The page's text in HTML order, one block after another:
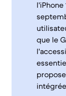
que le